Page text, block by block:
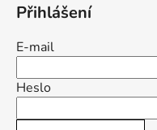
Přihlášení
E-mail
Heslo